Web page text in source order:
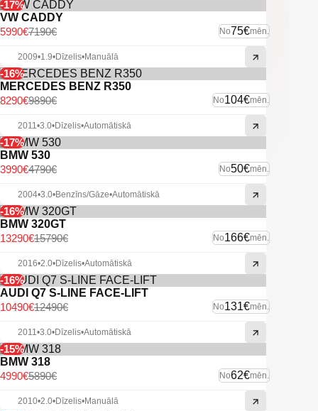
-17%
VW CADDY
No75€mēn.
7190€
5990€
2009•1.9•Dīzelis•Manuālā
-16%
MERCEDES BENZ R350
No104€mēn.
9890€
8290€
2011•3.0•Dīzelis•Automātiskā
-17%
BMW 530
No50€mēn.
4790€
3990€
2004•3.0•Benzīns/Gāze•Automātiskā
-16%
BMW 320GT
No166€mēn.
15790€
13290€
2016•2.0•Dīzelis•Automātiskā
-16%
AUDI Q7 S-LINE FACE-LIFT
No131€mēn.
12490€
10490€
2011•3.0•Dīzelis•Automātiskā
-15%
BMW 318
No62€mēn.
5890€
4990€
2010•2.0•Dīzelis•Manuālā